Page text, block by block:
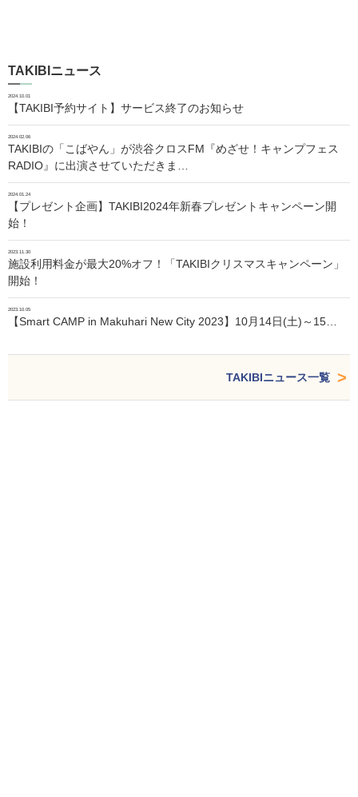
TAKIBIニュース
2024.10.01
【TAKIBI予約サイト】サービス終了のお知らせ
2024.02.06
TAKIBIの「こばやん」が渋谷クロスFM『めざせ！キャンプフェス
RADIO』に出演させていただきま…
2024.01.24
【プレゼント企画】TAKIBI2024年新春プレゼントキャンペーン開
始！
2023.11.30
施設利用料金が最大20%オフ！「TAKIBIクリスマスキャンペーン」
開始！
2023.10.05
【Smart CAMP in Makuhari New City 2023】10月14日(土)～15…
TAKIBIニュース一覧